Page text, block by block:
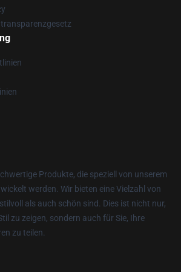
Produkte, die speziell von unserem
werden. Wir bieten eine Vielzahl von
als auch schön sind. Dies ist nicht nur,
zu zeigen, sondern auch für Sie, Ihre
zu teilen.